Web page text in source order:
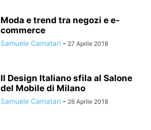
Moda e trend tra negozi e e-
commerce
Samuele Camatari - 27 Aprile 2018
Il Design Italiano sfila al Salone
del Mobile di Milano
Samuele Camatari - 26 Aprile 2018